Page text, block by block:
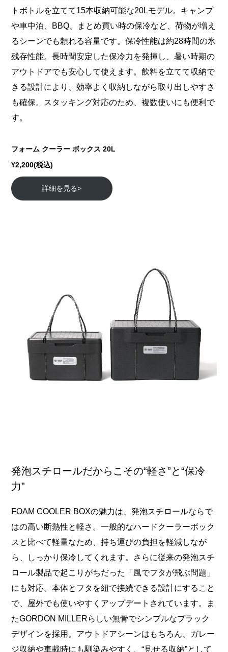
トボトルを立てて15本収納可能な20Lモデル。キャンプ
や車中泊、BBQ、まとめ買い時の保冷など、荷物が増え
るシーンでも頼れる容量です。保冷性能は約28時間の氷
残存性能。長時間安定した保冷力を発揮し、暑い時期の
アウトドアでも安心して使えます。飲料を立てて収納で
きる設計により、効率よく収納しながら取り出しやすさ
も確保。スタッキング対応のため、複数使いにも便利で
す。
フォーム クーラー ボックス 20L
¥2,200(税込)
詳細を見る>
発泡スチロールだからこその“軽さ”と“保冷
力”
FOAM COOLER BOXの魅力は、発泡スチロールならで
はの高い断熱性と軽さ。一般的なハードクーラーボック
スと比べて軽量なため、持ち運びの負担を軽減しなが
ら、しっかり保冷してくれます。さらに従来の発泡スチ
ロール製品で起こりがちだった「風でフタが飛ぶ問題」
にも対応。本体とフタを紐で接続できる設計にすること
で、屋外でも使いやすくアップデートされています。ま
たGORDON MILLERらしい無骨でシンプルなブラック
デザインを採用。アウトドアシーンはもちろん、ガレー
ジ収納や車載時にも馴染みやすく、“見せる収納”として